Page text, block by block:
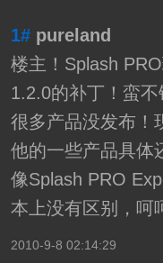
1# pureland
楼主！Splash
1.2.0的补丁！蛮
很多产品没发布！
他的一些产品具体
像Splash PRO
本上没有区别，呵
2010-9-8 02:14:29